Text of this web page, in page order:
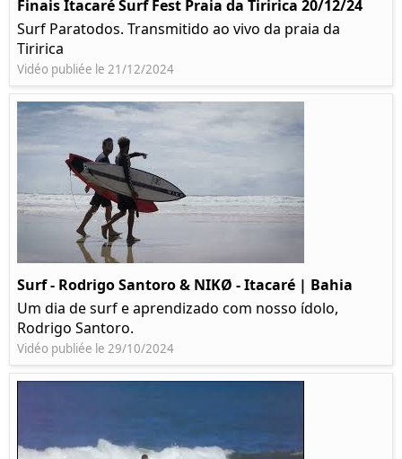
Finais Itacaré Surf Fest Praia da Tiririca 20/12/24
Surf Paratodos. Transmitido ao vivo da praia da
Tiririca
Vidéo publiée le 21/12/2024
Surf - Rodrigo Santoro & NIKØ - Itacaré | Bahia
Um dia de surf e aprendizado com nosso ídolo,
Rodrigo Santoro.
Vidéo publiée le 29/10/2024